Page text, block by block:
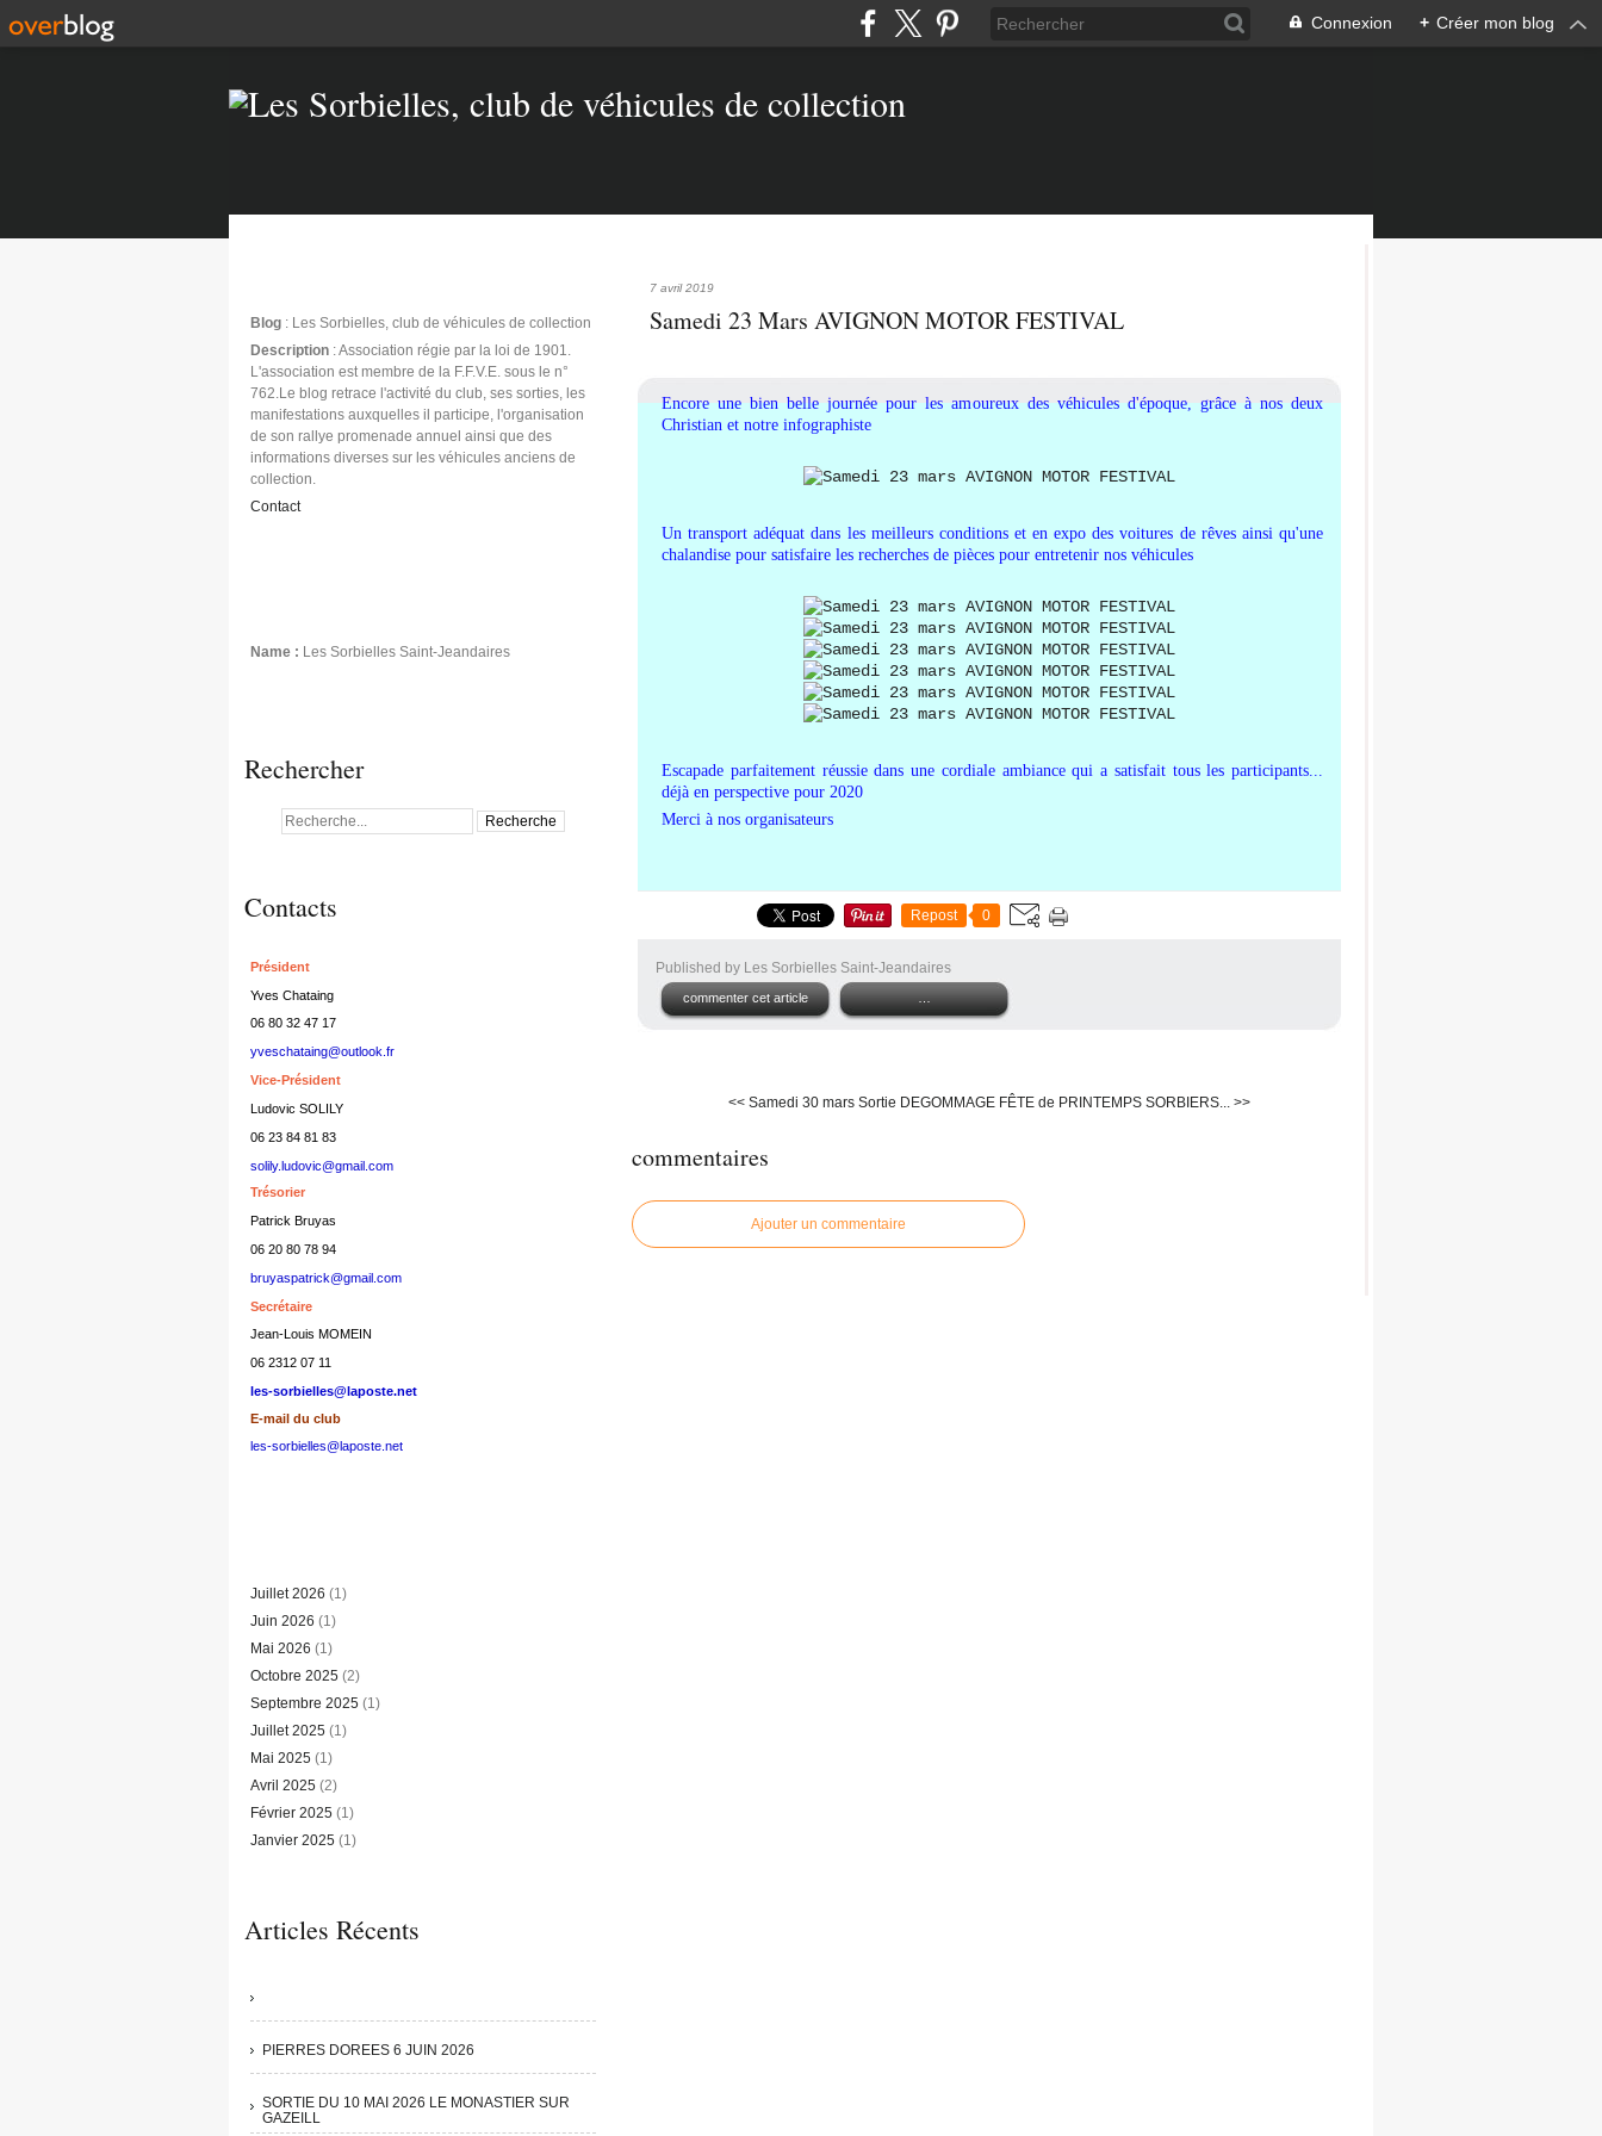
Connexion + Créer mon blog
Blog : Les Sorbielles, club de véhicules de collection
Description : Association régie par la loi de 1901.
L'association est membre de la F.F.V.E. sous le n°
762.Le blog retrace l'activité du club, ses sorties, les
manifestations auxquelles il participe, l'organisation
de son rallye promenade annuel ainsi que des
informations diverses sur les véhicules anciens de
collection.
Contact
Name : Les Sorbielles Saint-Jeandaires
Rechercher
Contacts
Président
Yves Chataing
06 80 32 47 17
yveschataing@outlook.fr
Vice-Président
Ludovic SOLILY
06 23 84 81 83
solily.ludovic@gmail.com
Trésorier
Patrick Bruyas
06 20 80 78 94
bruyaspatrick@gmail.com
Secrétaire
Jean-Louis MOMEIN
06 2312 07 11
les-sorbielles@laposte.net
E-mail du club
les-sorbielles@laposte.net
Juillet 2026 (1)
Juin 2026 (1)
Mai 2026 (1)
Octobre 2025 (2)
Septembre 2025 (1)
Juillet 2025 (1)
Mai 2025 (1)
Avril 2025 (2)
Février 2025 (1)
Janvier 2025 (1)
Articles Récents
PIERRES DOREES 6 JUIN 2026
SORTIE DU 10 MAI 2026 LE MONASTIER SUR
GAZEILL
7 avril 2019
Samedi 23 Mars AVIGNON MOTOR FESTIVAL
Encore une bien belle journée pour les amoureux des véhicules d'époque, grâce à nos deux
Christian et notre infographiste
Un transport adéquat dans les meilleurs conditions et en expo des voitures de rêves ainsi qu'une
chalandise pour satisfaire les recherches de pièces pour entretenir nos véhicules
Escapade parfaitement réussie dans une cordiale ambiance qui a satisfait tous les participants...
déjà en perspective pour 2020
Merci à nos organisateurs
Repost 0
Published by Les Sorbielles Saint-Jeandaires
commenter cet article …
<< Samedi 30 mars Sortie DEGOMMAGE FÊTE de PRINTEMPS SORBIERS... >>
commentaires
Ajouter un commentaire